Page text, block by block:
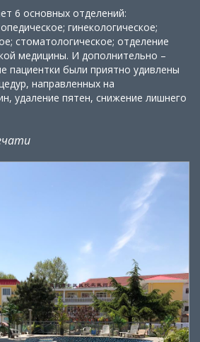
6 основных отделений:
гинекологическое;
стоматологическое; отделение
медицины. И дополнительно –
пациентки были приятно удивлены
направленных на
удаление пятен, снижение лишнего